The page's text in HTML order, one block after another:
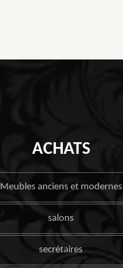
ACHATS
Meubles anciens et modernes
salons
secrétaires